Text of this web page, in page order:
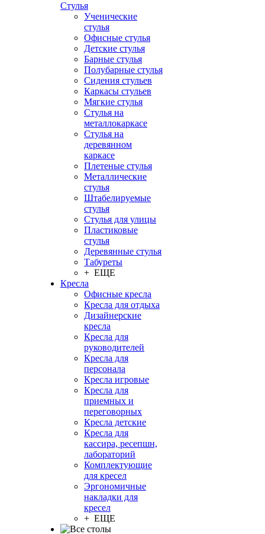
Стулья
Ученические
стулья
Офисные стулья
Детские стулья
Барные стулья
Полубарные стулья
Сидения стульев
Каркасы стульев
Мягкие стулья
Стулья на
металлокаркасе
Стулья на
деревянном
каркасе
Плетеные стулья
Металлические
стулья
Штабелируемые
стулья
Стулья для улицы
Пластиковые
стулья
Деревянные стулья
Табуреты
+ ЕЩЕ
Кресла
Офисные кресла
Кресла для отдыха
Дизайнерские
кресла
Кресла для
руководителей
Кресла для
персонала
Кресла игровые
Кресла для
приемных и
переговорных
Кресла детские
Кресла для
кассира, ресепшн,
лабораторий
Комплектующие
для кресел
Эргономичные
накладки для
кресел
+ ЕЩЕ